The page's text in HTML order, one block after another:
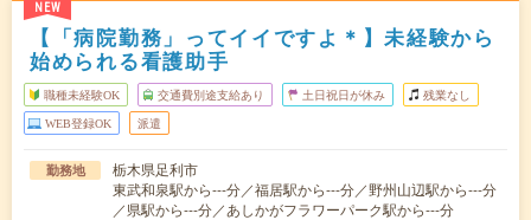
NEW
【「病院勤務」ってイイですよ＊】未経験から
始められる看護助手
職種未経験OK 交通費別途支給あり 土日祝日が休み 残業なし
WEB登録OK 派遣
勤務地
栃木県足利市
東武和泉駅から---分／福居駅から---分／野州山辺駅から---分
／県駅から---分／あしかがフラワーパーク駅から---分